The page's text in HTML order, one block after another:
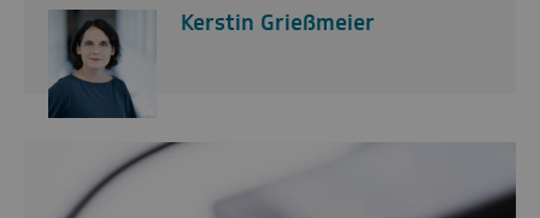
Kerstin Grießmeier